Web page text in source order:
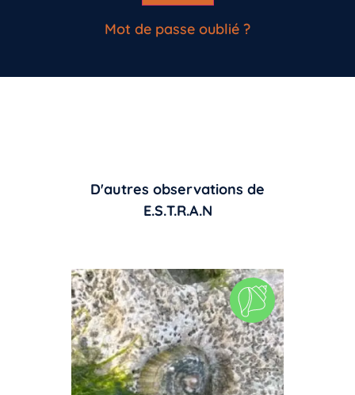
Mot de passe oublié ?
D'autres observations de
E.S.T.R.A.N